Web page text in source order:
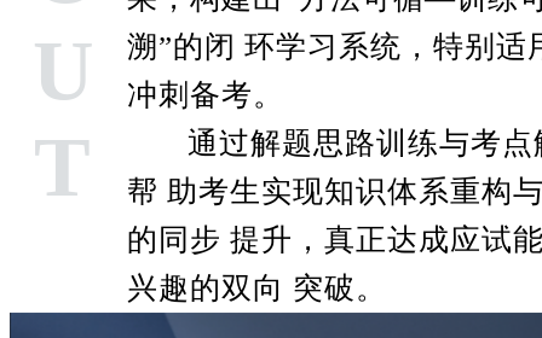
U
T
溯”的闭 环学习系统，特别适
冲刺备考。
通过解题思路训练与考
帮 助考生实现知识体系重构
的同步 提升，真正达成应试
兴趣的双向 突破。